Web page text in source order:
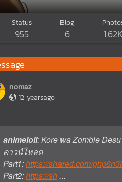
Status
955
Blog
6 1.62K
nomaz
12 yearsago
animeloli: Kore wa Zombie
ดาวน์โหลด
Part1:https://shared.com/
Part2:https://sh...